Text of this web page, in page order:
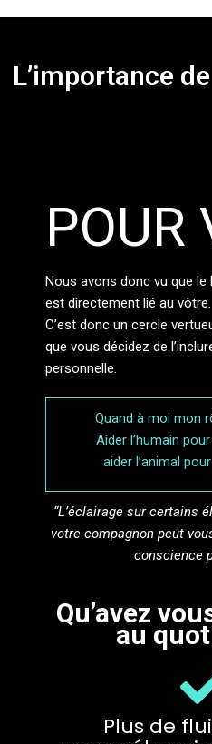
L’importance
POUR
Nous avons donc vu que
est directement lié au vôtre.
C’est donc un cercle
que vous décidez de
personnelle.
Quand à moi mon
Aider l’humain
aider l’animal
“L’éclairage sur certains
votre compagnon peut
conscience
Qu’avez
au
Plus de